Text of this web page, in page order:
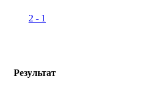
2 - 1
Результат